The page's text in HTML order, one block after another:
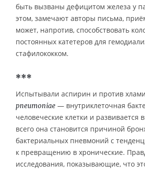
быть вызваны дефицитом железа у
этом, замечают авторы письма,
может, напротив, способствовать
постоянных катетеров для
стафилококком.
***
Испытывали аспирин и против
pneumoniae — внутриклеточная
человеческие клетки и развивается
всего она становится причиной
бактериальных пневмоний с
к превращению в хронические.
исследования, показывающие, что